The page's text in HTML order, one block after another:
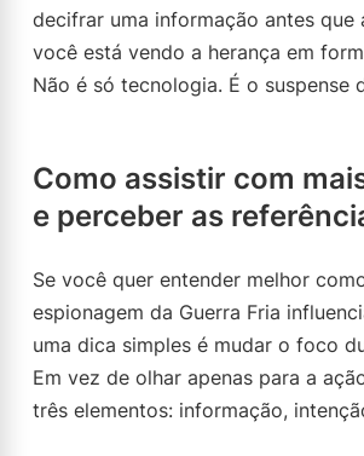
decifrar uma informação antes que
você está vendo a herança em
Não é só tecnologia. É o suspense
Como assistir com
e perceber as
Se você quer entender melhor
espionagem da Guerra Fria
uma dica simples é mudar o foco
Em vez de olhar apenas para a
três elementos: informação,